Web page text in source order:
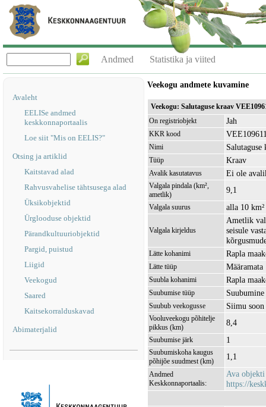
Andmed Statistika ja viited
Avaleht
EELISe andmed
keskkonnaportaalis
Loe siit "Mis on EELIS?"
Otsing ja artiklid
Kaitstavad alad
Rahvusvahelise tähtsusega alad
Üksikobjektid
Ürglooduse objektid
Pärandkultuuriobjektid
Pargid, puistud
Liigid
Veekogud
Saared
Kaitsekorralduskavad
Abimaterjalid
Veekogu andmete kuvamine
Veekogu: Salutaguse kraav
On registriobjekt
Jah
KKR kood
Nimi Salutaguse
Tüüp Kraav
Avalik kasutatavus Ei ole
Valgala pindala (km²,
ametlik)
9,1
Valgala suurus alla 10 km²
Valgala kirjeldus
Ametlik
seisule
Lätte kohanimi Rapla
Lätte tüüp Määramata
Suubla kohanimi Rapla
Suubumise tüüp
Suubub veekogusse Siimu
Vooluveekogu põhitelje
pikkus (km)
8,4
Suubumise järk 1
Suubumiskoha kaugus
põhijõe suudmest (km)
1,1
Andmed
Keskkonnaportaalis:
Ava objekti
https://